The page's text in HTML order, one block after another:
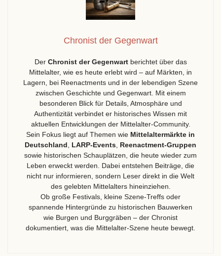
Chronist der Gegenwart
Der Chronist der Gegenwartberichtet über das
Mittelalter, wie es heute erlebt wird – auf Märkten, in
Lagern, bei Reenactments und in der lebendigen Szene
zwischen Geschichte und Gegenwart. Mit einem
besonderen Blick für Details, Atmosphäre und
Authentizität verbindet er historisches Wissen mit
aktuellen Entwicklungen der Mittelalter-Community.
Sein Fokus liegt auf Themen wie Mittelaltermärkte in
Deutschland
LARP-Events Reenactment-Gruppen
sowie historischen Schauplätzen, die heute wieder zum
Leben erweckt werden. Dabei entstehen Beiträge, die
nicht nur informieren, sondern Leser direkt in die Welt
des gelebten Mittelalters hineinziehen.
Ob große Festivals, kleine Szene-Treffs oder
spannende Hintergründe zu historischen Bauwerken
wie Burgen und Burggräben – der Chronist
dokumentiert, was die Mittelalter-Szene heute bewegt.